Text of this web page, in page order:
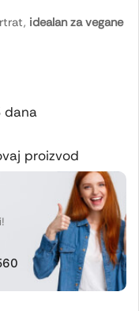
idealan za vegane
dana
proizvod